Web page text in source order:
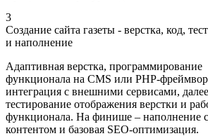
3
Создание сайта газеты - верстка, код,
и наполнение
Адаптивная верстка, программирование
функционала на CMS или PHP-
интеграция с внешними сервисами, далее
тестирование отображения верстки и
функционала. На финише – наполнение
контентом и базовая SEO-оптимизация.